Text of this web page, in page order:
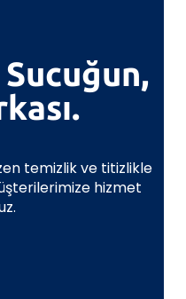
temizlik ve titizlikle
hizmet